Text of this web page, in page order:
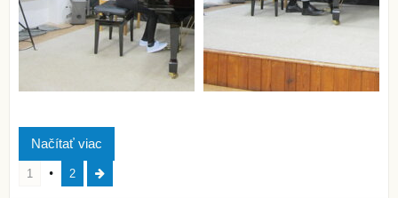
Načítať viac
1 2